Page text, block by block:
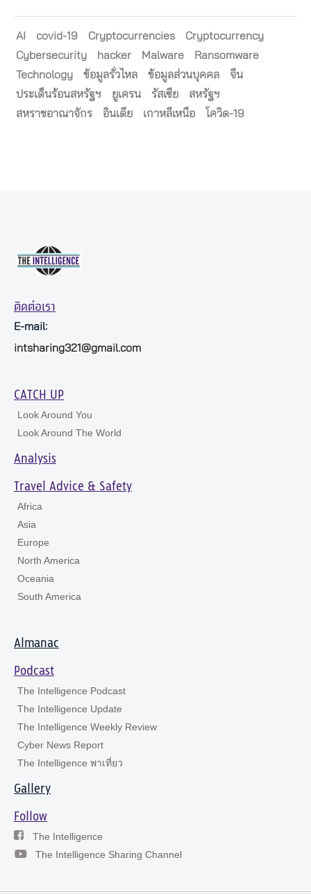
AI covid-19 Cryptocurrencies
Cryptocurrency
Cybersecurity
hacker Malware
Ransomware
Technology
ข้อมูลรั่วไหล ข้อมูลส่วนบุคคล
จีน
ประเด็นร้อนสหรัฐฯ
ยูเครน รัสเซีย
สหรัฐฯ
สหราชอาณาจักร
อินเดีย เกาหลีเหนือ โควิด-19
ติดต่อเรา
E-mail:
intsharing321@gmail.com
CATCH UP
Look Around You
Look Around The World
Analysis
Travel Advice & Safety
Africa
Asia
Europe
North America
Oceania
South America
Almanac
Podcast
The Intelligence Podcast
The Intelligence Update
The Intelligence Weekly Review
Cyber News Report
The Intelligence พาเที่ยว
Gallery
Follow
The Intelligence
The Intelligence Sharing Channel